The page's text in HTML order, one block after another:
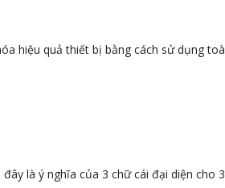
hiệu quả thiết bị bằng cách sử dụng
là ý nghĩa của 3 chữ cái đại diện cho